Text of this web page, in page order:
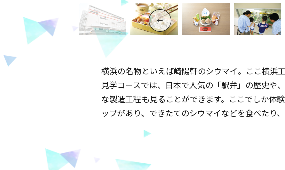
横浜の名物といえば崎陽軒のシウマイ。ここ横浜
見学コースでは、日本で人気の「駅弁」の歴史や
な製造工程も見ることができます。ここでしか体
ップがあり、できたてのシウマイなどを食べたり